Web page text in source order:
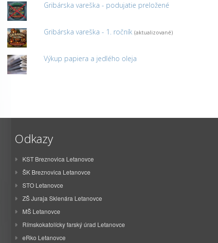
Gribárska vareška - podujatie preložené
Gribárska vareška - 1. ročník (aktualizované)
Výkup papiera a jedlého oleja
Odkazy
KST Breznovica Letanovce
ŠK Breznovica Letanovce
STO Letanovce
ZŠ Juraja Sklenára Letanovce
MŠ Letanovce
Rímskokatolícky farský úrad Letanovce
eRko Letanovce